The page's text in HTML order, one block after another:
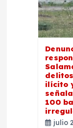
ilícito
100
julio